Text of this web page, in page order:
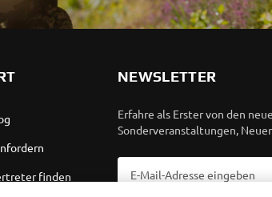
finden
NEWSLETTER
Erfahre als Erster von den
Sonderveranstaltungen,